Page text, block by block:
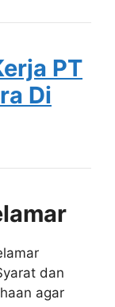
PT
Di
dan
agar